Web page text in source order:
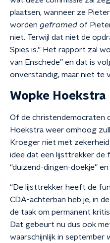
plaatsen, wanneer ze
worden geframed of
niet. Terwijl dat niet de
Spies is.” Het rapport zal
van Enschede” en dat is
onverstandig, maar niet te
Wopke Hoekstra
Of de christendemocraten
Hoekstra weer omhoog
Kroeger niet met
idee dat een lijsttrekker de
“duizend-dingen-doekje”
“De lijsttrekker heeft de
CDA-achterban heb je, in
de taak om permanent
Dat gebeurt nu dus ook
waarschijnlijk in september